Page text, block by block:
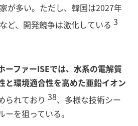
が多い。ただし、韓国は2027年
ど、開発競争は激化している 3
ーファーISEでは、水系の電解質
と環境適合性を高めた亜鉛イオン
られており 38、多様な技術シー
を狙っている。